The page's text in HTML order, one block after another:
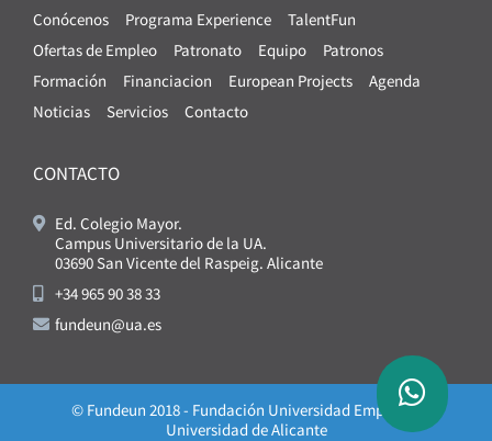
Conócenos Programa Experience
TalentFun
Ofertas de Empleo
Patronato Equipo
Patronos
Formación
Financiacion European Projects
Agenda
Noticias
Servicios Contacto
CONTACTO
Ed. Colegio Mayor.
Campus Universitario de la UA.
03690 San Vicente del Raspeig. Alicante
+34 965 90 38 33
fundeun@ua.es
© Fundeun 2018 - Fundación Universidad Empresa -
Universidad de Alicante